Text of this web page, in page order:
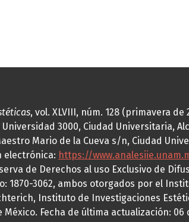
, vol. XLVIII, núm. 128 (primavera
3000, Ciudad Universitaria,
Mario de la Cueva s/n, Ciudad
electrónica: https://
de Derechos al uso Exclusivo de
1870-3062, ambos otorgados por el
Instituto de Investigaciones
México. Fecha de última actualización: